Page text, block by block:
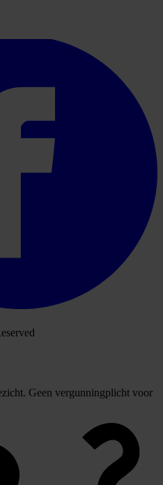
Geen vergunningplicht voor